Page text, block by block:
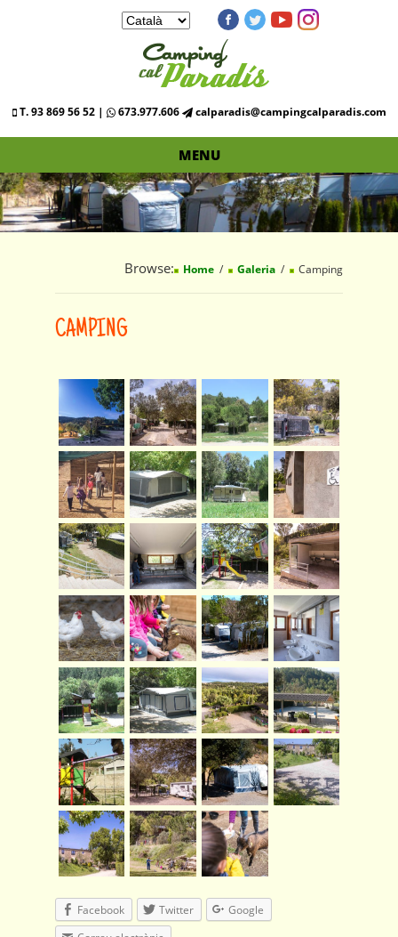
T. 93 869 56 52 | 673.977.606 calparadis@campingcalparadis.com
MENU
Browse: Home Galeria Camping
CAMPING
Facebook Twitter
Google